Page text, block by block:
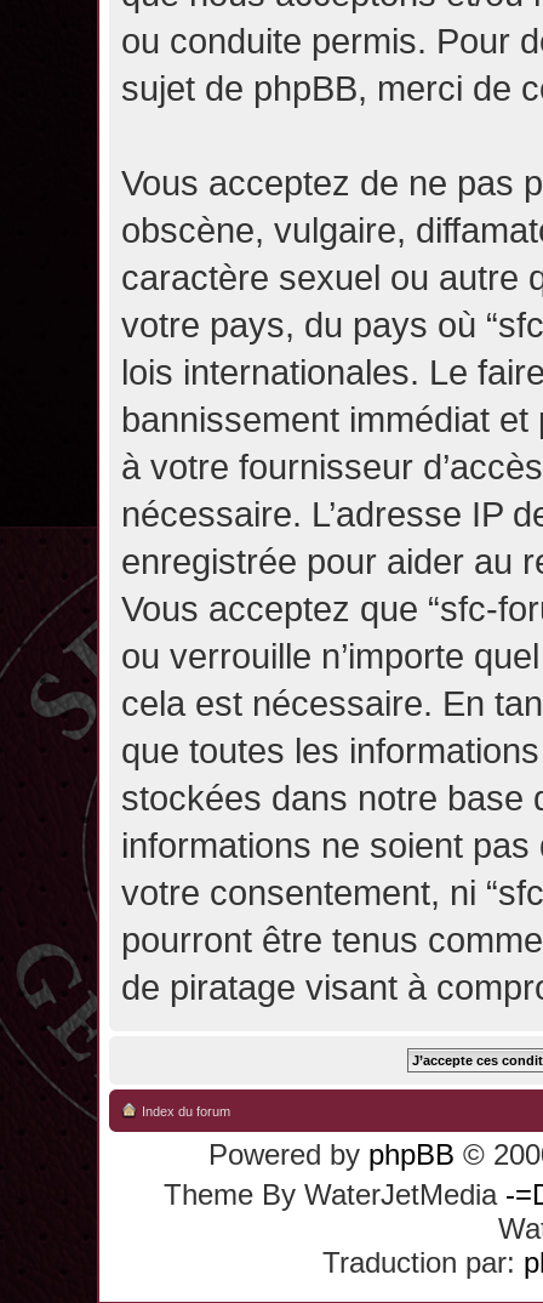
ou conduite permis. Pour
sujet de phpBB, merci de
Vous acceptez de ne pas
obscène, vulgaire,
caractère sexuel ou autre
votre pays, du pays où
lois internationales. Le
bannissement immédiat
à votre fournisseur
nécessaire. L’adresse IP
enregistrée pour aider au
Vous acceptez que “sfc-
ou verrouille n’importe
cela est nécessaire. En
que toutes les
stockées dans notre base
informations ne soient
votre consentement, ni
pourront être tenus
de piratage visant à
Index du forum
Powered by phpBB ©
Theme By WaterJetMedia -
Traduction par: